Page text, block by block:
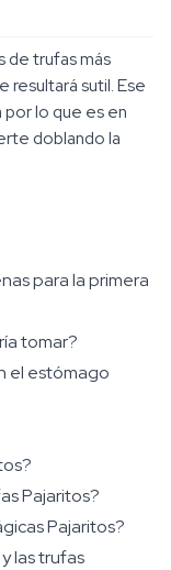
de trufas más
resultará sutil. Ese
lo que es en
doblando la
para la primera
tomar?
el estómago
Pajaritos?
Pajaritos?
las trufas